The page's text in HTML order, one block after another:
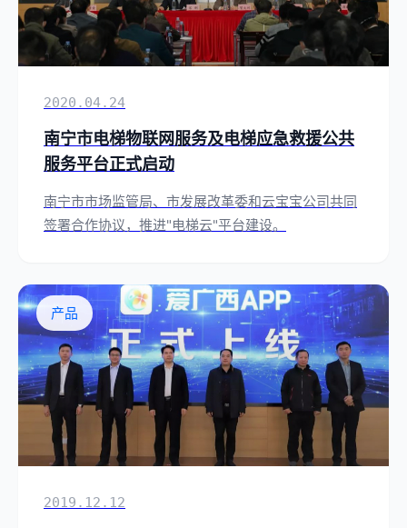
2020.04.24
南宁市电梯物联网服务及电梯应急救援公共
服务平台正式启动
南宁市市场监管局、市发展改革委和云宝宝公司共同
签署合作协议，推进"电梯云"平台建设。
产品
2019.12.12